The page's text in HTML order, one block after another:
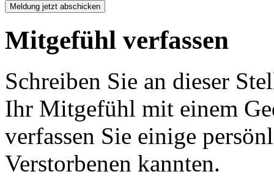
Mitgefühl verfassen
Schreiben Sie an dieser
Ihr Mitgefühl mit einem
verfassen Sie einige
Verstorbenen kannten.